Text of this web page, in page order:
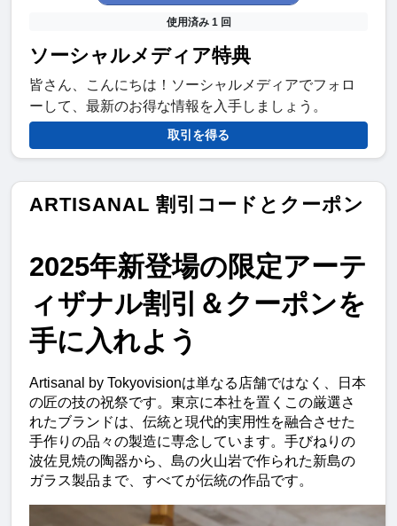
使用済み 1 回
ソーシャルメディア特典
皆さん、こんにちは！ソーシャルメディアでフォロ
ーして、最新のお得な情報を入手しましょう。
取引を得る
ARTISANAL 割引コードとクーポン
2025年新登場の限定アーテ
ィザナル割引＆クーポンを
手に入れよう
Artisanal by Tokyovisionは単なる店舗ではなく、日本
の匠の技の祝祭です。東京に本社を置くこの厳選さ
れたブランドは、伝統と現代的実用性を融合させた
手作りの品々の製造に専念しています。手びねりの
波佐見焼の陶器から、島の火山岩で作られた新島の
ガラス製品まで、すべてが伝統の作品です。